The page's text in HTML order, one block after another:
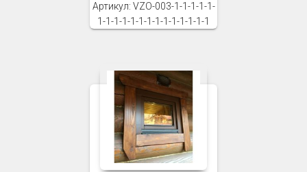
Артикул: VZO-003-1-1-1-1-1-
1-1-1-1-1-1-1-1-1-1-1-1-1-1